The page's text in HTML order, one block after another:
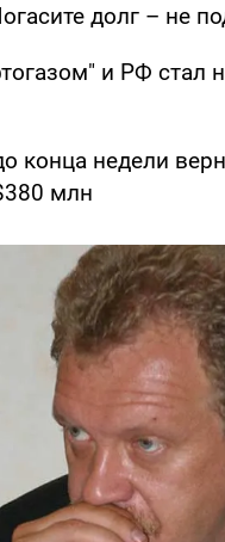
долг – не
и РФ стал
конца недели
млн